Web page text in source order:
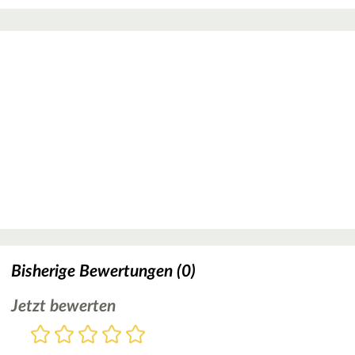
Bisherige Bewertungen (0)
Jetzt bewerten
Bewertung
5
4
3
2
1